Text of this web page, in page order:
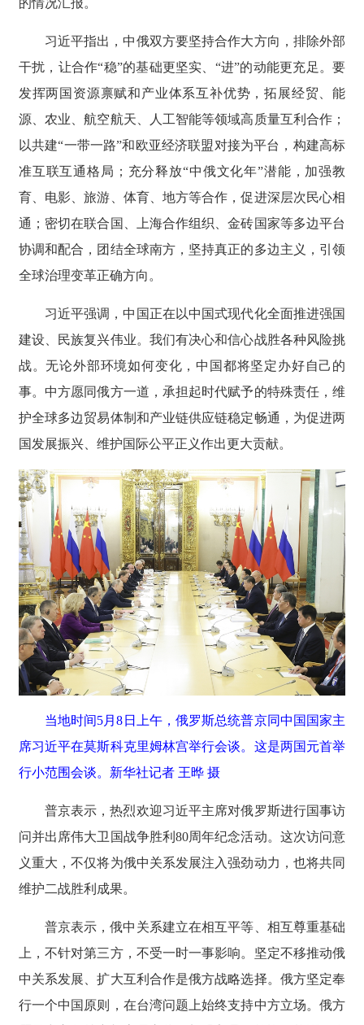
习近平指出，中俄双方要坚持合作大方向，排除外部
干扰，让合作“稳”的基础更坚实、“进”的动能更充足。要
发挥两国资源禀赋和产业体系互补优势，拓展经贸、能
源、农业、航空航天、人工智能等领域高质量互利合作；
以共建“一带一路”和欧亚经济联盟对接为平台，构建高标
准互联互通格局；充分释放“中俄文化年”潜能，加强教
育、电影、旅游、体育、地方等合作，促进深层次民心相
通；密切在联合国、上海合作组织、金砖国家等多边平台
协调和配合，团结全球南方，坚持真正的多边主义，引领
全球治理变革正确方向。
习近平强调，中国正在以中国式现代化全面推进强国
建设、民族复兴伟业。我们有决心和信心战胜各种风险挑
战。无论外部环境如何变化，中国都将坚定办好自己的
事。中方愿同俄方一道，承担起时代赋予的特殊责任，维
护全球多边贸易体制和产业链供应链稳定畅通，为促进两
国发展振兴、维护国际公平正义作出更大贡献。
当地时间5月8日上午，俄罗斯总统普京同中国国家主
席习近平在莫斯科克里姆林宫举行会谈。这是两国元首举
行小范围会谈。新华社记者 王晔 摄
普京表示，热烈欢迎习近平主席对俄罗斯进行国事访
问并出席伟大卫国战争胜利80周年纪念活动。这次访问意
义重大，不仅将为俄中关系发展注入强劲动力，也将共同
维护二战胜利成果。
普京表示，俄中关系建立在相互平等、相互尊重基础
上，不针对第三方，不受一时一事影响。坚定不移推动俄
中关系发展、扩大互利合作是俄方战略选择。俄方坚定奉
行一个中国原则，在台湾问题上始终支持中方立场。俄方